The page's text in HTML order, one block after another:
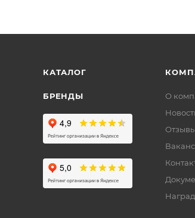
КАТАЛОГ
БРЕНДЫ
О
Отзывы